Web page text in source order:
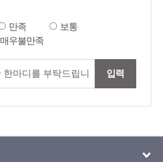
만족
보통
매우불만족
입력